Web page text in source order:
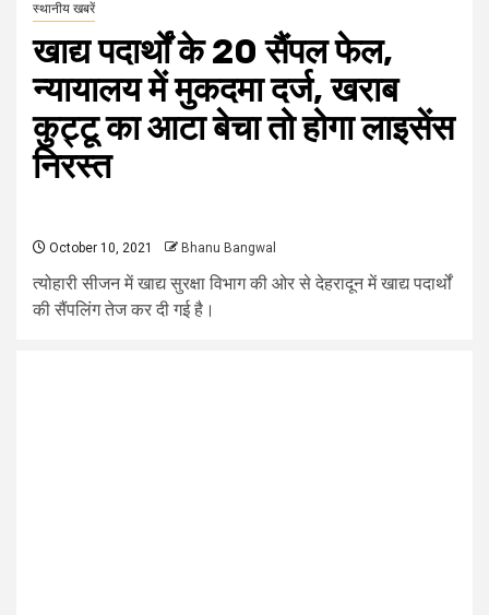
स्थानीय खबरें
खाद्य पदार्थों के 20 सैंपल फेल,
न्यायालय में मुकदमा दर्ज, खराब
कुट्टू का आटा बेचा तो होगा लाइसेंस
निरस्त
October 10, 2021 Bhanu Bangwal
त्योहारी सीजन में खाद्य सुरक्षा विभाग की ओर से देहरादून में खाद्य पदार्थों
की सैंपलिंग तेज कर दी गई है।